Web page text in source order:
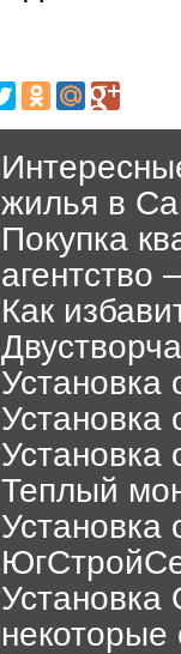
жилья в
Покупка
агентство
Как
Установка
Установка
Установка
Теплый
некоторые